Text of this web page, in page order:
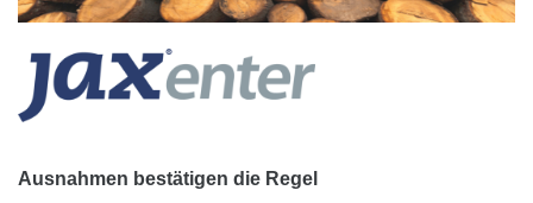
Ausnahmen bestätigen die Regel